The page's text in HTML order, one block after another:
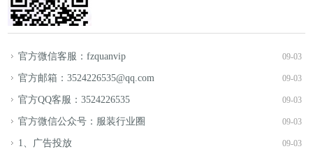
09-03
官方微信客服：fzquanvip
09-03
官方邮箱：3524226535@qq.com
09-03
官方QQ客服：3524226535
09-03
官方微信公众号：服装行业圈
09-03
1、广告投放